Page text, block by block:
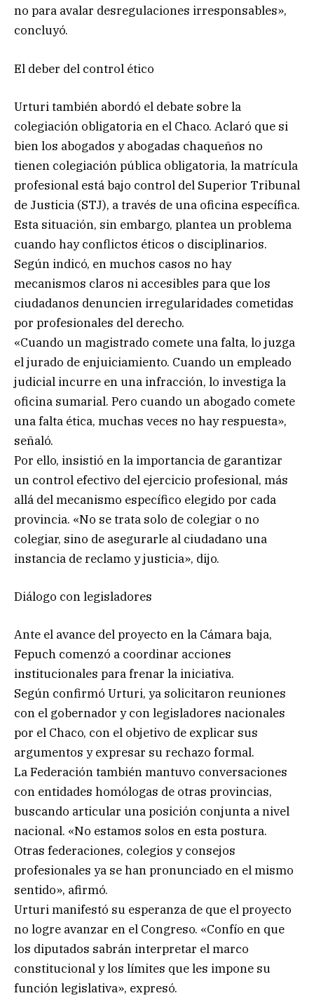
no para avalar desregulaciones irresponsables»,
concluyó.
El deber del control ético
Urturi también abordó el debate sobre la
colegiación obligatoria en el Chaco. Aclaró que si
bien los abogados y abogadas chaqueños no
tienen colegiación pública obligatoria, la matrícula
profesional está bajo control del Superior Tribunal
de Justicia (STJ), a través de una oficina específica.
Esta situación, sin embargo, plantea un problema
cuando hay conflictos éticos o disciplinarios.
Según indicó, en muchos casos no hay
mecanismos claros ni accesibles para que los
ciudadanos denuncien irregularidades cometidas
por profesionales del derecho.
«Cuando un magistrado comete una falta, lo juzga
el jurado de enjuiciamiento. Cuando un empleado
judicial incurre en una infracción, lo investiga la
oficina sumarial. Pero cuando un abogado comete
una falta ética, muchas veces no hay respuesta»,
señaló.
Por ello, insistió en la importancia de garantizar
un control efectivo del ejercicio profesional, más
allá del mecanismo específico elegido por cada
provincia. «No se trata solo de colegiar o no
colegiar, sino de asegurarle al ciudadano una
instancia de reclamo y justicia», dijo.
Diálogo con legisladores
Ante el avance del proyecto en la Cámara baja,
Fepuch comenzó a coordinar acciones
institucionales para frenar la iniciativa.
Según confirmó Urturi, ya solicitaron reuniones
con el gobernador y con legisladores nacionales
por el Chaco, con el objetivo de explicar sus
argumentos y expresar su rechazo formal.
La Federación también mantuvo conversaciones
con entidades homólogas de otras provincias,
buscando articular una posición conjunta a nivel
nacional. «No estamos solos en esta postura.
Otras federaciones, colegios y consejos
profesionales ya se han pronunciado en el mismo
sentido», afirmó.
Urturi manifestó su esperanza de que el proyecto
no logre avanzar en el Congreso. «Confío en que
los diputados sabrán interpretar el marco
constitucional y los límites que les impone su
función legislativa», expresó.